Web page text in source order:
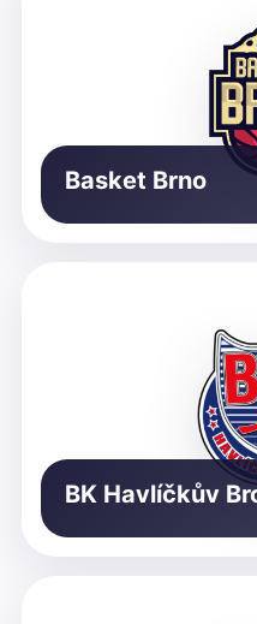
Basket Brno
BK Havlíčkův